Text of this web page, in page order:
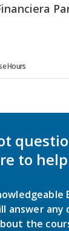
Hours
to
answer any
the